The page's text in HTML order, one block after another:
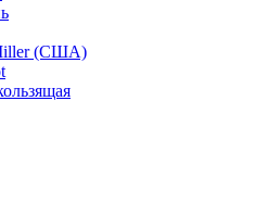
(США)